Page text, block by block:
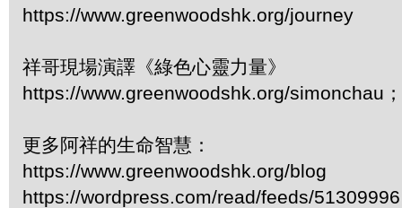
https://www.greenwoodshk.org/journey
祥哥現場演譯《綠色心靈力量》
https://www.greenwoodshk.org/simonchau
更多阿祥的生命智慧：
https://www.greenwoodshk.org/blog
https://wordpress.com/read/feeds/51309996